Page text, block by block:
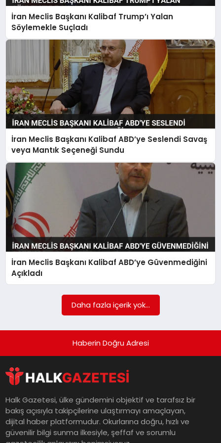
MAGAZIN
SIYASET
SPOR
TEKNOLOJI
YAŞAM
İran Meclis Başkanı Kalibaf Trump’ı Yalan
Söylemekle Suçladı
İran Meclis Başkanı Kalibaf ABD’ye Seslendi Savaş
veya Mantık Seçeneği Sundu
İran Meclis Başkanı Kalibaf ABD’ye Güvenmediğini
Açıkladı
Daha fazla içerik yok...
Haberin Doğru Adresi
Halk Gazetesi, ülke gündemini objektif ve tarafsız bir
bakış açısıyla takipçilerine ulaştırmayı amaçlayan,
dijital haber platformudur. Okurlarına doğru, hızlı ve
güvenilir bilgi sunma ilkesiyle, şeffaf ve sorumlu